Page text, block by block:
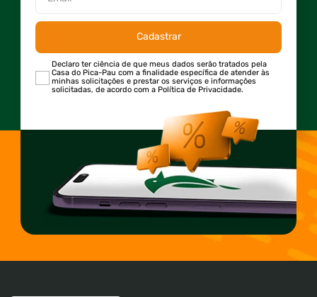
Cadastrar
Declaro ter ciência de que meus dados serão tratados pela
Casa do Pica-Pau com a finalidade específica de atender às
minhas solicitações e prestar os serviços e informações
solicitadas, de acordo com a Política de Privacidade.